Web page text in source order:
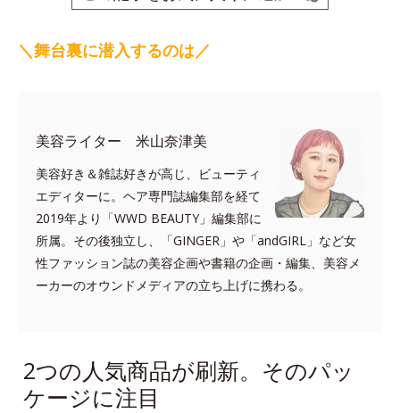
＼舞台裏に潜入するのは／
美容ライター 米山奈津美
美容好き＆雑誌好きが高じ、ビューティ
エディターに。ヘア専門誌編集部を経て
2019年より「WWD BEAUTY」編集部に
所属。その後独立し、「GINGER」や「andGIRL」など女
性ファッション誌の美容企画や書籍の企画・編集、美容メ
ーカーのオウンドメディアの立ち上げに携わる。
2つの人気商品が刷新。そのパッ
ケージに注目